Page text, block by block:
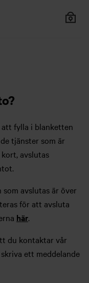
fylla i blanketten
tjänster som är
avslutas
avslutas är över
för att avsluta
här.
du kontaktar vår
ett meddelande